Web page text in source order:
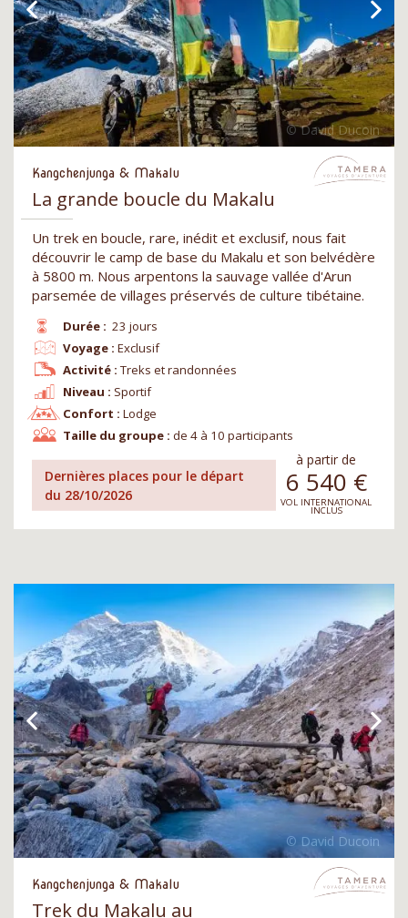
Kangchenjunga & Makalu
La grande boucle du Makalu
Un trek en boucle, rare, inédit et exclusif, nous fait
découvrir le camp de base du Makalu et son belvédère
à 5800 m. Nous arpentons la sauvage vallée d'Arun
parsemée de villages préservés de culture tibétaine.
Durée : 23 jours
Niveau : Sportif
Voyage : Exclusif
Confort : Lodge
Activité : Treks et randonnées
Taille du groupe : de 4 à 10 participants
Dernières places pour le départ
du 28/10/2026
à partir de
6 540 €
VOL INTERNATIONAL
INCLUS
Kangchenjunga & Makalu
Trek du Makalu au